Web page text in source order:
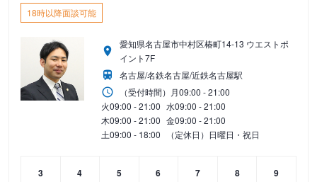
18時以降面談可能
愛知県名古屋市中村区椿町14-13 ウエストポ
イント7F
名古屋/名鉄名古屋/近鉄名古屋駅
（受付時間） 月09:00 - 21:00
火09:00 - 21:00 水09:00 - 21:00
木09:00 - 21:00 金09:00 - 21:00
土09:00 - 18:00 （定休日）日曜日・祝日
3
4
5
6
7
8
9